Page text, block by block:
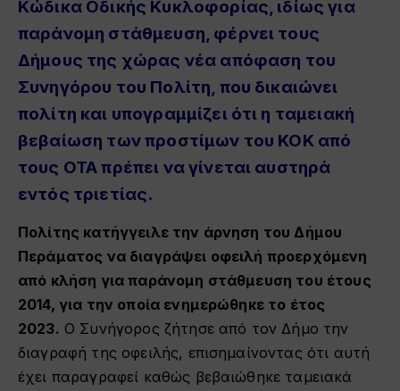
Κώδικα Οδικής Κυκλοφορίας, ιδίως για
παράνομη στάθμευση, φέρνει τους
Δήμους της χώρας νέα απόφαση του
Συνηγόρου του Πολίτη, που δικαιώνει
πολίτη και υπογραμμίζει ότι η ταμειακή
βεβαίωση των προστίμων του ΚΟΚ από
τους ΟΤΑ πρέπει να γίνεται αυστηρά
εντός τριετίας.
Πολίτης κατήγγειλε την άρνηση του Δήμου
Περάματος να διαγράψει οφειλή προερχόμενη
από κλήση για παράνομη στάθμευση του έτους
2014, για την οποία ενημερώθηκε το έτος
2023. Ο Συνήγορος ζήτησε από τον Δήμο την
διαγραφή της οφειλής, επισημαίνοντας ότι αυτή
έχει παραγραφεί καθώς βεβαιώθηκε ταμειακά